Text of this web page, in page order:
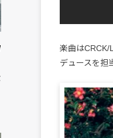
楽曲はCRCK/
デュースを担